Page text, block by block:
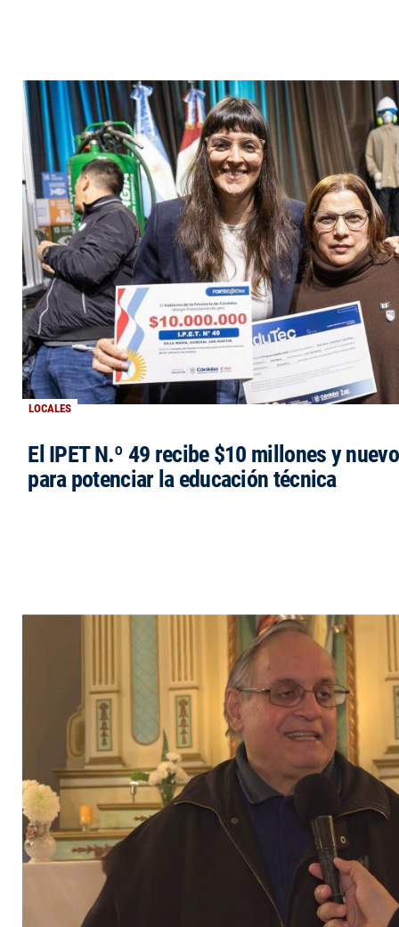
LOCALES
El IPET N.º 49 recibe $10 millones y
para potenciar la educación técnica